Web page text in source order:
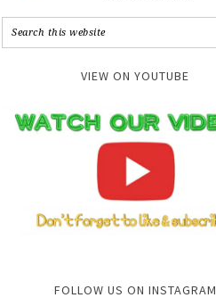
VIEW ON YOUTUBE
FOLLOW US ON INSTAGRAM